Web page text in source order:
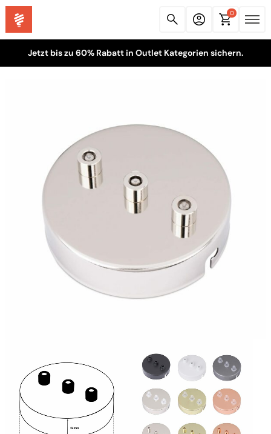
0
Jetzt bis zu 60% Rabatt in Outlet Kategorien sichern.